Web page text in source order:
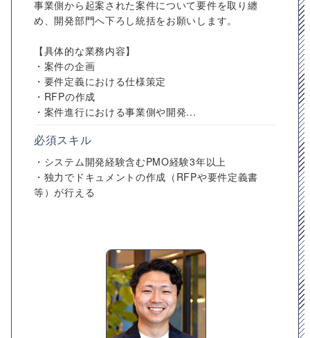
事業側から起案された案件について要件を取り纏
め、開発部門へ下ろし統括をお願いします。
【具体的な業務内容】
・案件の企画
・要件定義における仕様策定
・RFPの作成
・案件進行における事業側や開発...
必須スキル
・システム開発経験含むPMO経験3年以上
・独力でドキュメントの作成（RFPや要件定義書
等）が行える